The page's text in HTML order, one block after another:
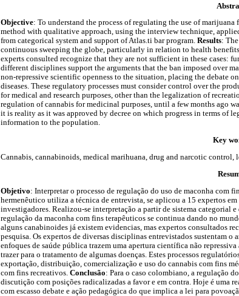
Objective: To understand the process of regulating the use of marijuana
method with qualitative approach, using the interview technique,
from categorical system and support of Atlas.ti bar program. Results:
continuous sweeping the globe, particularly in relation to health
experts consulted recognize that they are not sufficient in these cases:
different disciplines support the arguments that the ban imposed over
non-repressive scientific openness to the situation, placing the debate
diseases. These regulatory processes must consider control over the
for medical and research purposes, other than the legalization of
regulation of cannabis for medicinal purposes, until a few months ago
it is reality as it was approved by decree on which progress in terms of
information to the population.
Key
Cannabis, cannabinoids, medical marihuana, drug and narcotic control,
Objetivo: Interpretar o processo de regulação do uso de maconha com
hermenêutico utiliza a técnica de entrevista, se aplicou a 15 expertos
investigadores. Realizou-se interpretação a partir de sistema categorial e
regulação da maconha com fins terapêuticos se continua dando no
alguns canabinoides já existem evidencias, mas expertos consultados
pesquisa. Os expertos de diversas disciplinas entrevistados sustentam
enfoques de saúde pública trazem uma apertura científica não
trazer para o tratamento de algumas doenças. Estes processos
exportação, distribuição, comercialização e uso do cannabis com fins
com fins recreativos. Conclusão: Para o caso colombiano, a regulação
discutição com posições radicalizadas a favor e em contra. Hoje é uma
com escasso debate e ação pedagógica do que implica a lei para